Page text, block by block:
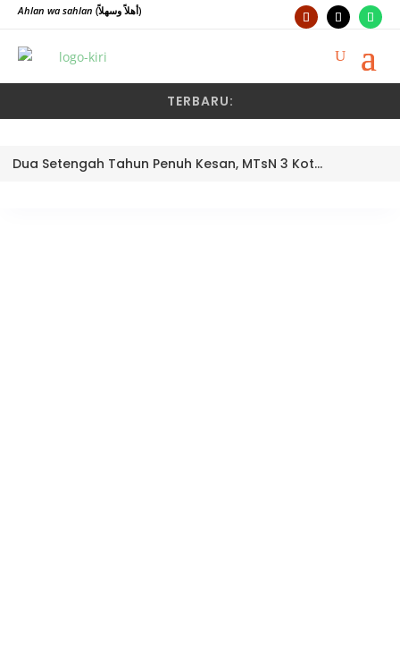
Ahlan wa sahlan (أهلاً وسهلاً)
TERBARU:
Dua Setengah Tahun Penuh Kesan, MTsN 3 Kota Padang Lepas Pengawas Pembina Dra. Nayusminar Nasrun